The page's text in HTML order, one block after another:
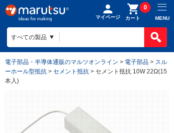
マイページ カート
0
MENU
電子部品・半導体通販のマルツオンライン > 電子部品 > スル
ーホール型抵抗 > セメント抵抗 > セメント抵抗 10W 22Ω(15
本入)